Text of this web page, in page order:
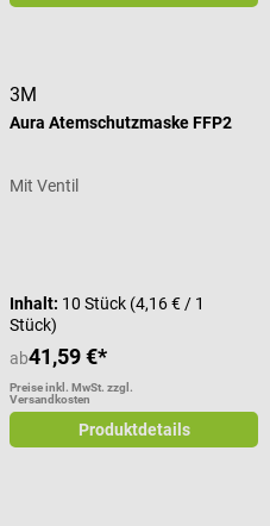
3M
Aura Atemschutzmaske FFP2
Mit Ventil
Inhalt: 10 Stück (4,16 € / 1
Stück)
ab41,59 €*
Preise inkl. MwSt. zzgl.
Versandkosten
Produktdetails